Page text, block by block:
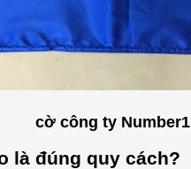
cờ công ty Number1
là đúng quy cách?